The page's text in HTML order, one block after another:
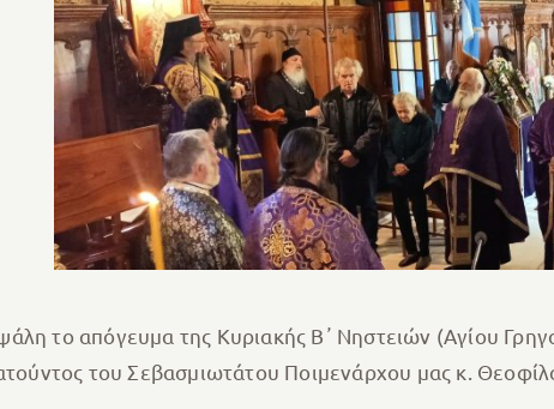
το απόγευμα της Κυριακής Β᾽ Νηστειών (Αγίου
του Σεβασμιωτάτου Ποιμενάρχου μας κ.